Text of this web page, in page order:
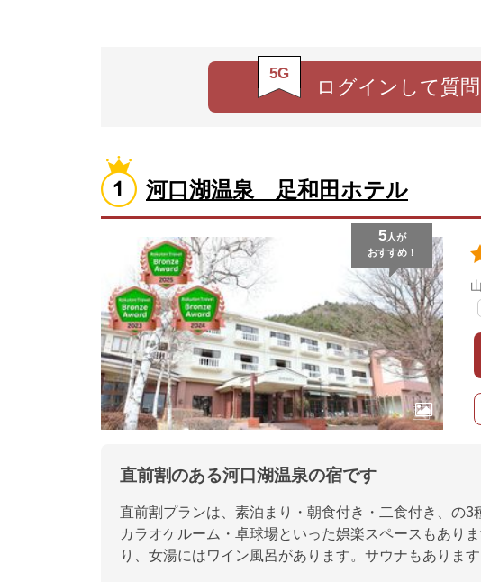
5G
ログインして質
河口湖温泉 足和田ホテル
5人が
おすすめ！
直前割のある河口湖温泉の宿です
直前割プランは、素泊まり・朝食付き・二食付き、の
カラオケルーム・卓球場といった娯楽スペースもあり
り、女湯にはワイン風呂があります。サウナもありま